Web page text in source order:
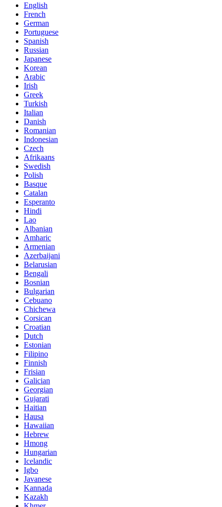
English
French
German
Portuguese
Spanish
Russian
Japanese
Korean
Arabic
Irish
Greek
Turkish
Italian
Danish
Romanian
Indonesian
Czech
Afrikaans
Swedish
Polish
Basque
Catalan
Esperanto
Hindi
Lao
Albanian
Amharic
Armenian
Azerbaijani
Belarusian
Bengali
Bosnian
Bulgarian
Cebuano
Chichewa
Corsican
Croatian
Dutch
Estonian
Filipino
Finnish
Frisian
Galician
Georgian
Gujarati
Haitian
Hausa
Hawaiian
Hebrew
Hmong
Hungarian
Icelandic
Igbo
Javanese
Kannada
Kazakh